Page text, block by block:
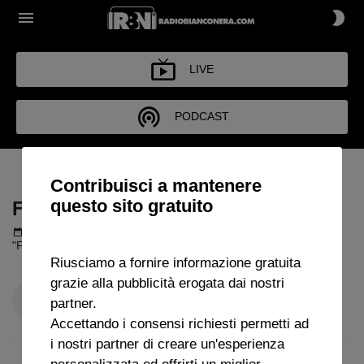
LIVE
PODCAST
FUORI DI JUVE
FUORI DI JUVE
"Fuori di Juve" con Quintiliano Giampietro
Contribuisci a mantenere
questo sito gratuito
Riusciamo a fornire informazione gratuita
grazie alla pubblicità erogata dai nostri
partner.
Accettando i consensi richiesti permetti ad
i nostri partner di creare un'esperienza